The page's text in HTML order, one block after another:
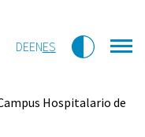
DEENES
Hospitalario de